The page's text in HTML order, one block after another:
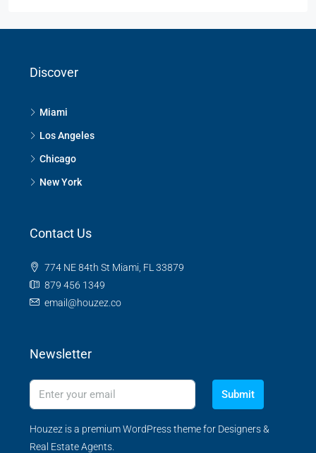
Discover
Miami
Los Angeles
Chicago
New York
Contact Us
774 NE 84th St Miami, FL 33879
879 456 1349
email@houzez.co
Newsletter
Submit
Houzez is a premium WordPress theme for Designers &
Real Estate Agents.